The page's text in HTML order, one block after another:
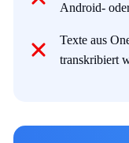
Android-
Texte aus
transkribiert